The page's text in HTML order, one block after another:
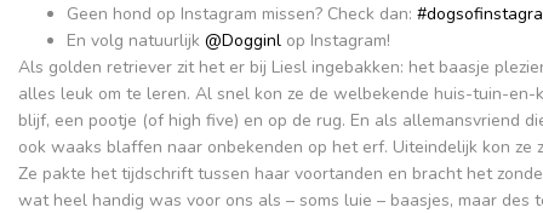
Geen hond op Instagram missen? Check dan:
En volg natuurlijk @Dogginl op Instagram!
Als golden retriever zit het er bij Liesl ingebakken: het baasje
alles leuk om te leren. Al snel kon ze de welbekende huis-tuin-en-
blijf, een pootje (of high five) en op de rug. En als allemansvriend
ook waaks blaffen naar onbekenden op het erf. Uiteindelijk kon ze
Ze pakte het tijdschrift tussen haar voortanden en bracht het
wat heel handig was voor ons als – soms luie – baasjes, maar des